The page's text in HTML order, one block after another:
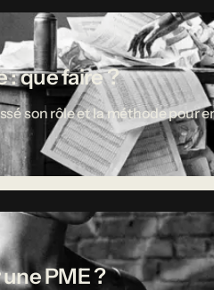
: que faire ?
son rôle et la méthode pour
PME ?